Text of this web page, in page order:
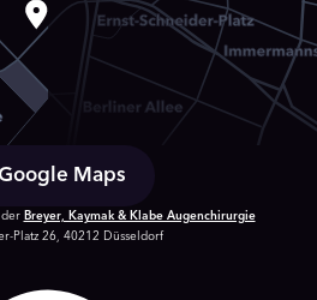
Maps
der Breyer, Kaymak & Klabe Augenchirurgie
Platz 26, 40212 Düsseldorf